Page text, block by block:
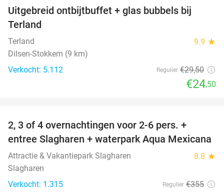
Uitgebreid ontbijtbuffet + glas bubbels bij
Terland
Terland 9.9 star
Dilsen-Stokkem (9 km)
Verkocht: 5.112
Regulier €29,50
€24,50
2, 3 of 4 overnachtingen voor 2-6 pers. +
entree Slagharen + waterpark Aqua Mexicana
Attractie & Vakantiepark Slagharen 8.8 star
Slagharen
Verkocht: 1.315
Regulier €355